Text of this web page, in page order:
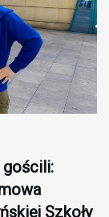
gościli:
Szkoły